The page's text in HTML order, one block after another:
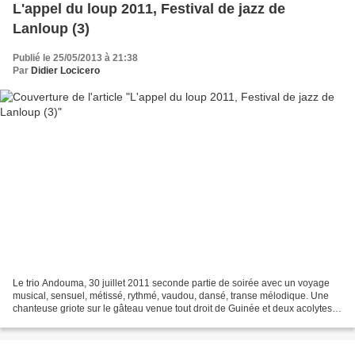
L'appel du loup 2011, Festival de jazz de
Lanloup (3)
Publié le 25/05/2013 à 21:38
Par Didier Locicero
Le trio Andouma, 30 juillet 2011 seconde partie de soirée avec un voyage
musical, sensuel, métissé, rythmé, vaudou, dansé, transe mélodique. Une
chanteuse griote sur le gâteau venue tout droit de Guinée et deux acolytes